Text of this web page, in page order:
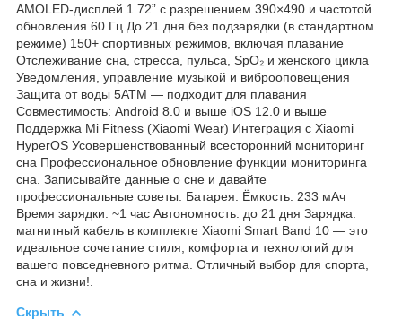
AMOLED-дисплей 1.72” с разрешением 390×490 и частотой
обновления 60 Гц До 21 дня без подзарядки (в стандартном
режиме) 150+ спортивных режимов, включая плавание
Отслеживание сна, стресса, пульса, SpO₂ и женского цикла
Уведомления, управление музыкой и виброоповещения
Защита от воды 5ATM — подходит для плавания
Совместимость: Android 8.0 и выше iOS 12.0 и выше
Поддержка Mi Fitness (Xiaomi Wear) Интеграция с Xiaomi
HyperOS Усовершенствованный всесторонний мониторинг
сна Профессиональное обновление функции мониторинга
сна. Записывайте данные о сне и давайте
профессиональные советы. Батарея: Ёмкость: 233 мАч
Время зарядки: ~1 час Автономность: до 21 дня Зарядка:
магнитный кабель в комплекте Xiaomi Smart Band 10 — это
идеальное сочетание стиля, комфорта и технологий для
вашего повседневного ритма. Отличный выбор для спорта,
сна и жизни!.
Скрыть